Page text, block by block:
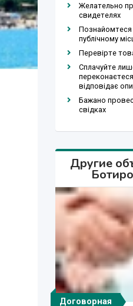
Желательно
свидетелях
публічному
Перевірте
Сплачуйте
відповідає
Бажано
свідках
Другие
Договорная